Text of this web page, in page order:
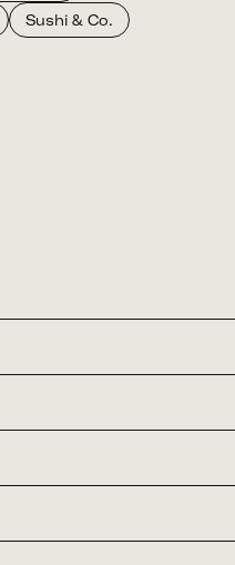
Sushi & Co.